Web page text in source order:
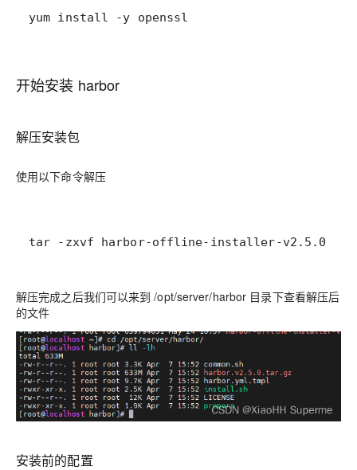
yum install -y openssl
开始安装 harbor
解压安装包
使用以下命令解压
tar -zxvf harbor-offline-installer-
解压完成之后我们可以来到 /opt/server/harbor 目录下查看解压后
的文件
安装前的配置